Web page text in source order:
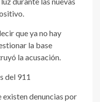
que ya no hay
la base
la acusación.
del 911
existen denuncias por